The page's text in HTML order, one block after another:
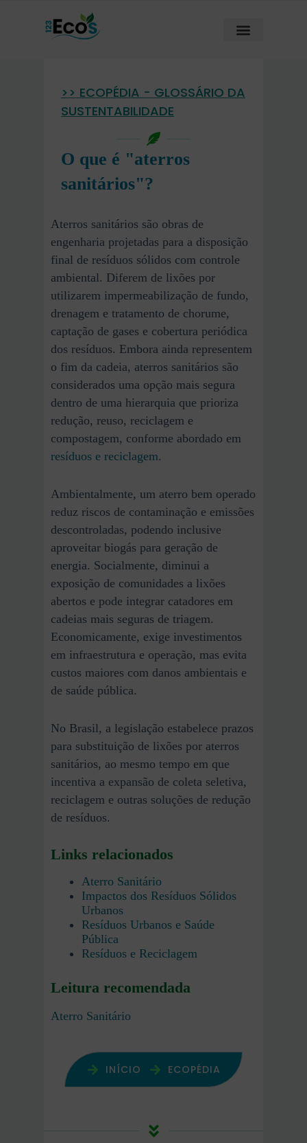
>> ECOPÉDIA - GLOSSÁRIO DA
SUSTENTABILIDADE
O que é "aterros
sanitários"?
Aterros sanitários são obras de
engenharia projetadas para a disposição
final de resíduos sólidos com controle
ambiental. Diferem de lixões por
utilizarem impermeabilização de fundo,
drenagem e tratamento de chorume,
captação de gases e cobertura periódica
dos resíduos. Embora ainda representem
o fim da cadeia, aterros sanitários são
considerados uma opção mais segura
dentro de uma hierarquia que prioriza
redução, reuso, reciclagem e
compostagem, conforme abordado em
resíduos e reciclagem.
Ambientalmente, um aterro bem operado
reduz riscos de contaminação e emissões
descontroladas, podendo inclusive
aproveitar biogás para geração de
energia. Socialmente, diminui a
exposição de comunidades a lixões
abertos e pode integrar catadores em
cadeias mais seguras de triagem.
Economicamente, exige investimentos
em infraestrutura e operação, mas evita
custos maiores com danos ambientais e
de saúde pública.
No Brasil, a legislação estabelece prazos
para substituição de lixões por aterros
sanitários, ao mesmo tempo em que
incentiva a expansão de coleta seletiva,
reciclagem e outras soluções de redução
de resíduos.
Links relacionados
Aterro Sanitário
Impactos dos Resíduos Sólidos
Urbanos
Resíduos Urbanos e Saúde
Pública
Resíduos e Reciclagem
Leitura recomendada
Aterro Sanitário
INÍCIO ECOPÉDIA